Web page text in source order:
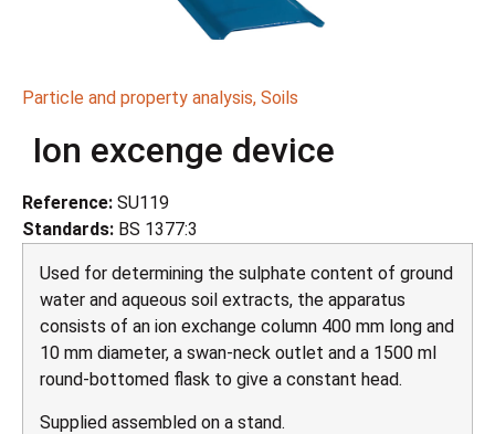
Particle and property analysis, Soils
Ion excenge device
Reference: SU119
Standards: BS 1377:3
Used for determining the sulphate content of ground
water and aqueous soil extracts, the apparatus
consists of an ion exchange column 400 mm long and
10 mm diameter, a swan-neck outlet and a 1500 ml
round-bottomed flask to give a constant head.
Supplied assembled on a stand.